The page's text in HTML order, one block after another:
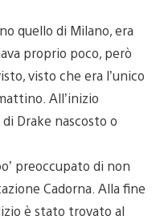
quello di Milano, era
proprio poco, però
visto che era l’unico
All’inizio
Drake nascosto o
preoccupato di non
Cadorna. Alla fine
è stato trovato al